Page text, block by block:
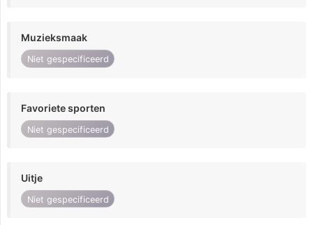
Muzieksmaak
Niet gespecificeerd
Favoriete sporten
Niet gespecificeerd
Uitje
Niet gespecificeerd